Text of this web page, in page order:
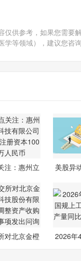
仅供参考，如果您需要
学等领域），建议您咨
注：惠州立
美股异
对北京金橙
2026年